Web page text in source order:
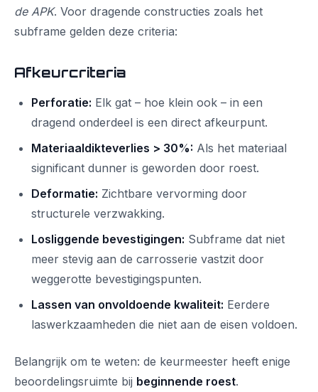
de APK. Voor dragende constructies zoals het
subframe gelden deze criteria:
Afkeurcriteria
Perforatie: Elk gat – hoe klein ook – in een
dragend onderdeel is een direct afkeurpunt.
Materiaaldikteverlies > 30%: Als het materiaal
significant dunner is geworden door roest.
Deformatie: Zichtbare vervorming door
structurele verzwakking.
Losliggende bevestigingen: Subframe dat niet
meer stevig aan de carrosserie vastzit door
weggerotte bevestigingspunten.
Lassen van onvoldoende kwaliteit: Eerdere
laswerkzaamheden die niet aan de eisen voldoen.
Belangrijk om te weten: de keurmeester heeft enige
beoordelingsruimte bij beginnende roest.